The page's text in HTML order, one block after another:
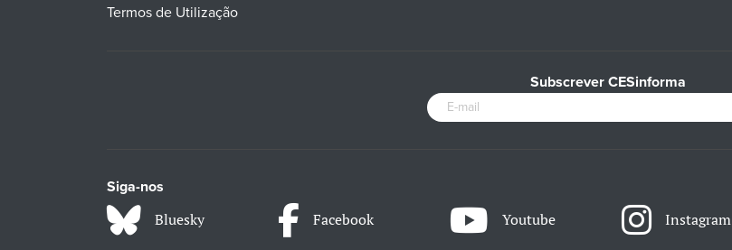
Termos de Utilização
Subscrever CESinforma
Siga-nos
Bluesky Facebook Youtube Instagram